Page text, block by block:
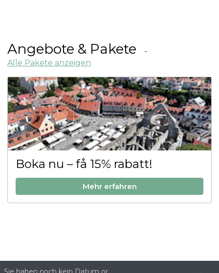
Angebote & Pakete
Alle Pakete anzeigen
Boka nu – få 15% rabatt!
Mehr erfahren
Information & Reservation System.